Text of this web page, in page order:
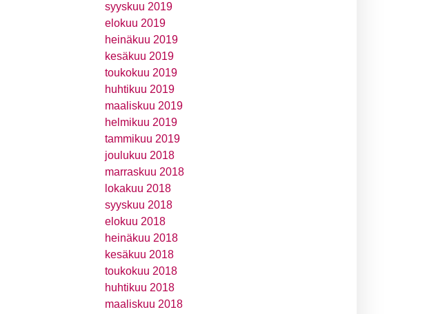
syyskuu 2019
elokuu 2019
heinäkuu 2019
kesäkuu 2019
toukokuu 2019
huhtikuu 2019
maaliskuu 2019
helmikuu 2019
tammikuu 2019
joulukuu 2018
marraskuu 2018
lokakuu 2018
syyskuu 2018
elokuu 2018
heinäkuu 2018
kesäkuu 2018
toukokuu 2018
huhtikuu 2018
maaliskuu 2018